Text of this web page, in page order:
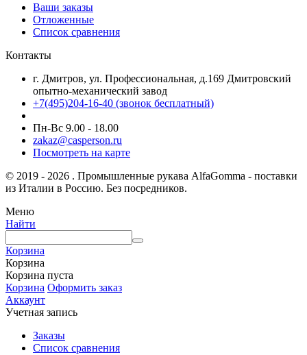
Ваши заказы
Отложенные
Список сравнения
Контакты
г. Дмитров, ул. Профессиональная, д.169 Дмитровский
опытно-механический завод
+7(495)204-16-40 (звонок бесплатный)
Пн-Вс 9.00 - 18.00
zakaz@casperson.ru
Посмотреть на карте
© 2019 - 2026 . Промышленные рукава AlfaGomma - поставки
из Италии в Россию. Без посредников.
Меню
Найти
Корзина
Корзина
Корзина пуста
Корзина Оформить заказ
Аккаунт
Учетная запись
Заказы
Список сравнения